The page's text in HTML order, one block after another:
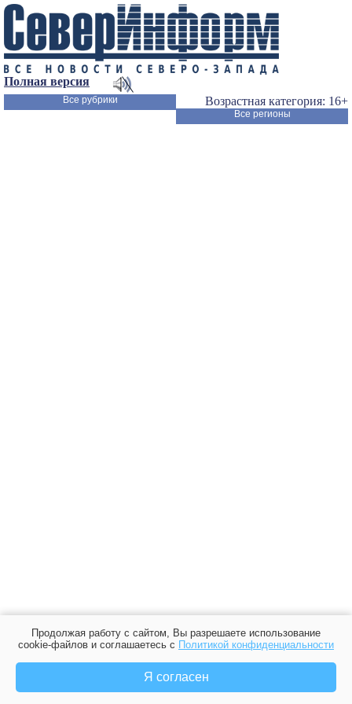
Полная версия
Возрастная категория: 16+
Все рубрики
Все регионы
Продолжая работу с сайтом, Вы разрешаете использование
cookie-файлов и соглашаетесь с Политикой конфиденциальности
Я согласен